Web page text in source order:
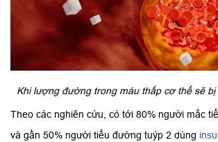
Khi lượng đường trong máu thấp cơ thể sẽ
Theo các nghiên cứu, có tới 80% người mắc
và gần 50% người tiểu đường tuýp 2 dùng